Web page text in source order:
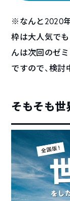
※なんと2020
枠は大人気で
んは次回のゼ
ですので、検討
そもそも世